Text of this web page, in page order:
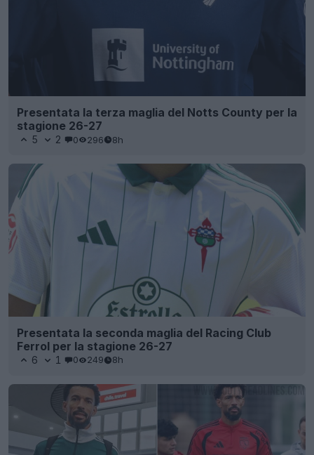
Presentata la terza maglia del Notts County per la
stagione 26-27
5 2 0 296 8h
Presentata la seconda maglia del Racing Club
Ferrol per la stagione 26-27
6 1 0 249 8h